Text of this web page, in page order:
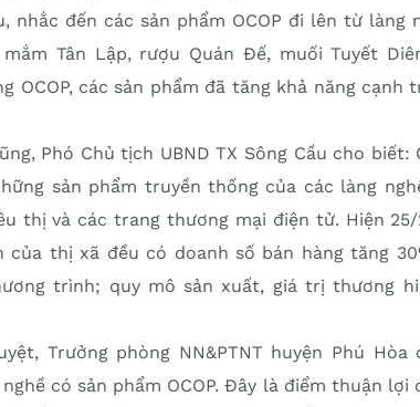
nhắc đến các sản phẩm OCOP đi lên từ làng
Tân Lập, rượu Quán Đế, muối Tuyết
OCOP, các sản phẩm đã tăng khả năng cạnh
Phó Chủ tịch UBND TX Sông Cầu cho biết:
sản phẩm truyền thống của các làng
thị và các trang thương mại điện tử. Hiện 25/
của thị xã đều có doanh số bán hàng tăng
trình; quy mô sản xuất, giá trị thương
Trưởng phòng NN&PTNT huyện Phú
có sản phẩm OCOP. Đây là điểm thuận lợi